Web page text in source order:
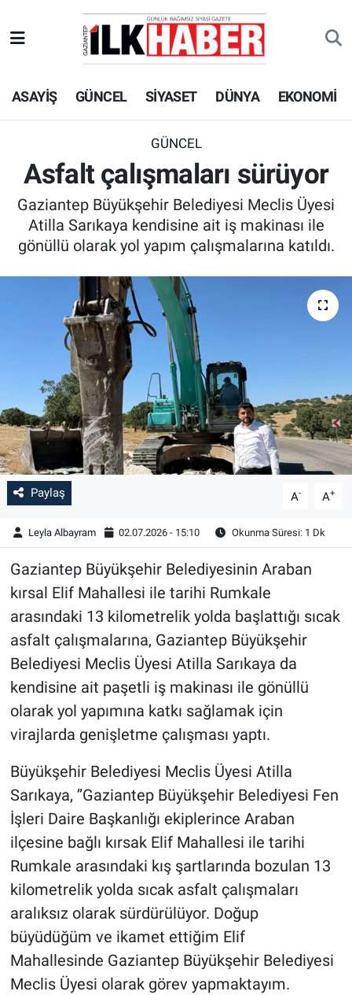
ASAYİŞ GÜNCEL SİYASET DÜNYA EKONOMİ
GÜNCEL
Asfalt çalışmaları sürüyor
Gaziantep Büyükşehir Belediyesi Meclis Üyesi
Atilla Sarıkaya kendisine ait iş makinası ile
gönüllü olarak yol yapım çalışmalarına katıldı.
Paylaş A- A+
Leyla Albayram 02.07.2026 - 15:10 Okunma Süresi: 1 Dk
Gaziantep Büyükşehir Belediyesinin Araban
kırsal Elif Mahallesi ile tarihi Rumkale
arasındaki 13 kilometrelik yolda başlattığı sıcak
asfalt çalışmalarına, Gaziantep Büyükşehir
Belediyesi Meclis Üyesi Atilla Sarıkaya da
kendisine ait paşetli iş makinası ile gönüllü
olarak yol yapımına katkı sağlamak için
virajlarda genişletme çalışması yaptı.
Büyükşehir Belediyesi Meclis Üyesi Atilla
Sarıkaya, ’’Gaziantep Büyükşehir Belediyesi Fen
İşleri Daire Başkanlığı ekiplerince Araban
ilçesine bağlı kırsak Elif Mahallesi ile tarihi
Rumkale arasındaki kış şartlarında bozulan 13
kilometrelik yolda sıcak asfalt çalışmaları
aralıksız olarak sürdürülüyor. Doğup
büyüdüğüm ve ikamet ettiğim Elif
Mahallesinde Gaziantep Büyükşehir Belediyesi
Meclis Üyesi olarak görev yapmaktayım.
EKONOMİ
SİYASET
SPOR
TEKNOLOJİ
EĞİTİM
KÜLTÜR - SANAT
Beyoğlu Hava Durumu
Beyoğlu Trafik Yoğunluk Haritası
Süper Lig Puan Durumu ve Fikstür
Tüm Manşetler
Son Dakika Haberleri